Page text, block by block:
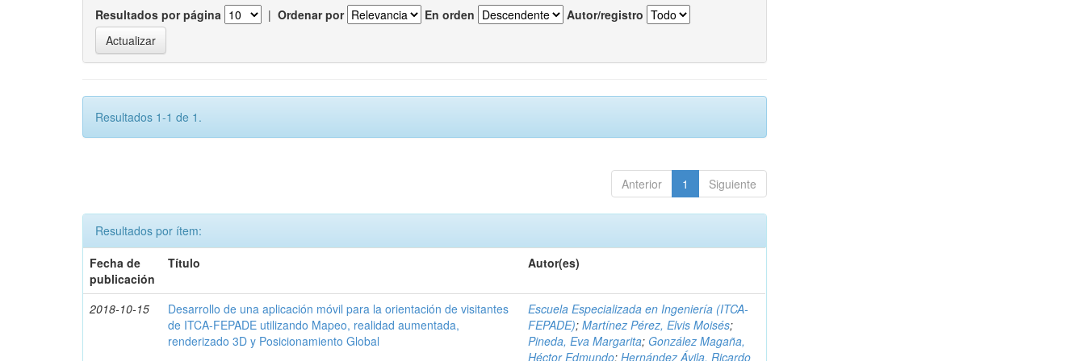
Resultados por página | Ordenar por En orden Autor/registro
Resultados 1-1 de 1.
Anterior 1 Siguiente
Resultados por ítem:
Fecha de
publicación
Título Autor(es)
2018-10-15
Desarrollo de una aplicación móvil para la orientación de visitantes
de ITCA-FEPADE utilizando Mapeo, realidad aumentada,
renderizado 3D y Posicionamiento Global
Escuela Especializada en Ingeniería (ITCA-
FEPADE);Martínez Pérez, Elvis Moisés;
Pineda, Eva Margarita; González Magaña,
Héctor Edmundo;Hernández Ávila, Ricardo